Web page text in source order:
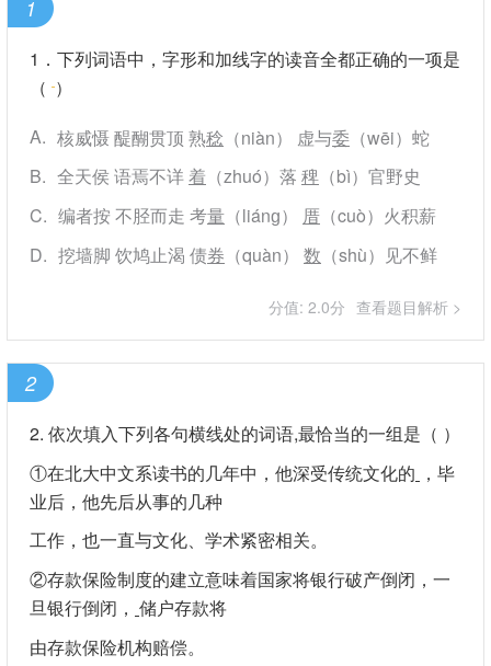
1
1．下列词语中，字形和加线字的读音全都正确的一项是
（ ）
A
核威慑 醍醐贯顶 熟稔 （niàn） 虚与委 （wēi）蛇
B
全天侯 语焉不详着 （zhuó）落 稗 （bì）官野史
C
编者按 不胫而走 考量 （liánɡ） 厝 （cuò）火积薪
D
挖墙脚 饮鸠止渴 债券 （quàn） 数 （shù）见不鲜
分值: 2.0分 查看题目解析 >
2
2. 依次填入下列各句横线处的词语,最恰当的一组是（ ）
①在北大中文系读书的几年中，他深受传统文化的 ，毕
业后，他先后从事的几种
工作，也一直与文化、学术紧密相关。
②存款保险制度的建立意味着国家将银行破产倒闭，一
旦银行倒闭， 储户存款将
由存款保险机构赔偿。